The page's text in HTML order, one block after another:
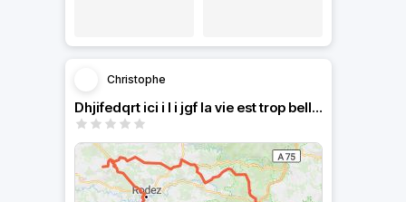
Christophe
Dhjifedqrt ici i l i jgf la vie est trop belle pour que tu